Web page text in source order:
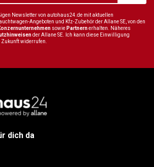
Newsletter von autohaus24.de mit aktuellen
Angeboten und Kfz-Zubehör der Allane SE, von den
sowie Partnernerhalten. Näheres
der Allane SE. Ich kann diese Einwilligung
widerrufen.
dich da